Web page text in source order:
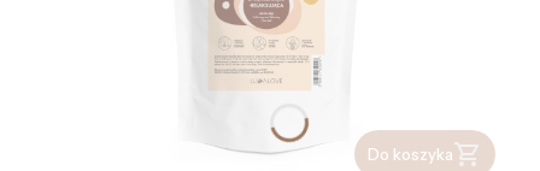
Do koszyka